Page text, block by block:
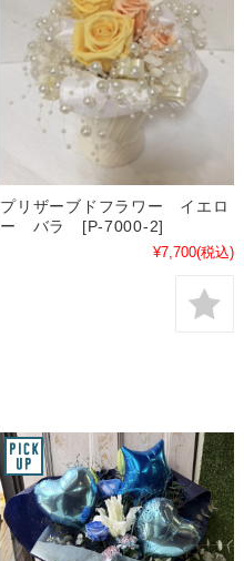
プリザーブドフラワー イエロ
ー バラ [P-7000-2]
¥7,700(税込)